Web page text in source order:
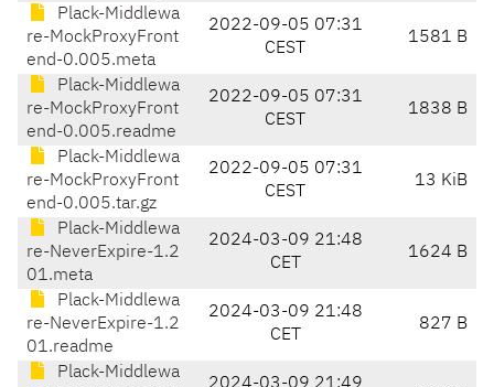
Plack-Middlewa
re-MockProxyFront
end-0.005.meta
2022-09-05 07:31
CEST
1581 B
Plack-Middlewa
re-MockProxyFront
end-0.005.readme
2022-09-05 07:31
CEST
1838 B
Plack-Middlewa
re-MockProxyFront
end-0.005.tar.gz
2022-09-05 07:31
CEST
13 KiB
Plack-Middlewa
re-NeverExpire-1.2
01.meta
2024-03-09 21:48
CET
1624 B
Plack-Middlewa
re-NeverExpire-1.2
01.readme
2024-03-09 21:48
CET
827 B
Plack-Middlewa